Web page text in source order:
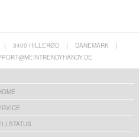
| 3400 HILLERØD | DÄNEMARK
|